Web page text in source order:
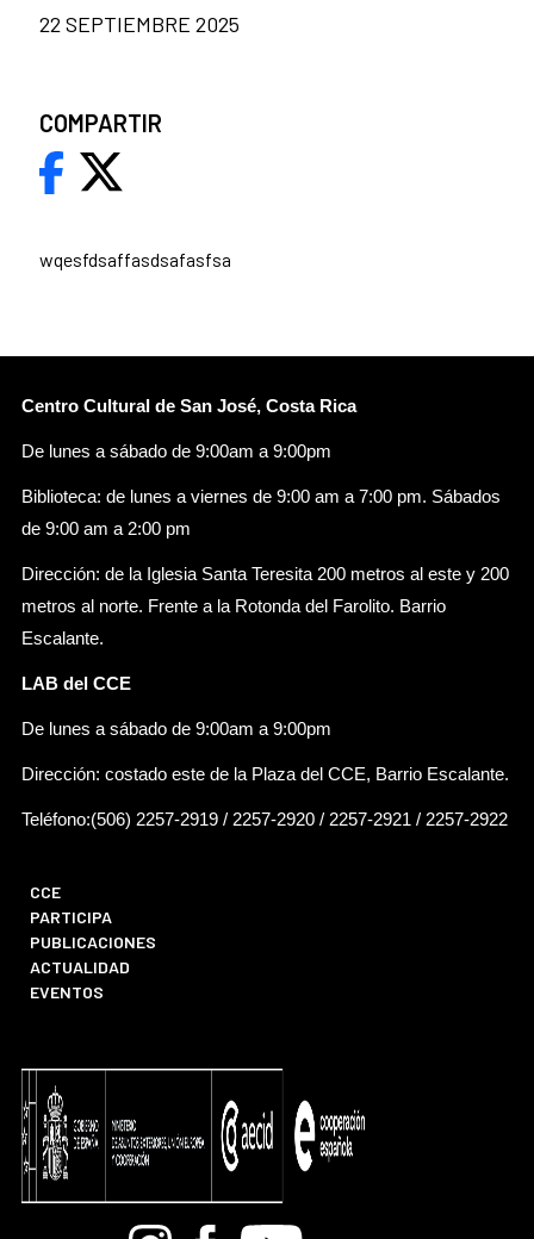
wqesfdsaffasdsafasfsa
22 SEPTIEMBRE 2025
COMPARTIR
Centro Cultural de San José, Costa Rica
De lunes a sábado de 9:00am a 9:00pm
Biblioteca: de lunes a viernes de 9:00 am a 7:00 pm. Sábados
de 9:00 am a 2:00 pm
Dirección: de la Iglesia Santa Teresita 200 metros al este y 200
metros al norte. Frente a la Rotonda del Farolito. Barrio
Escalante.
LAB del CCE
De lunes a sábado de 9:00am a 9:00pm
Dirección: costado este de la Plaza del CCE, Barrio Escalante.
Teléfono:(506) 2257-2919 / 2257-2920 / 2257-2921 / 2257-2922
CCE
PARTICIPA
PUBLICACIONES
ACTUALIDAD
EVENTOS